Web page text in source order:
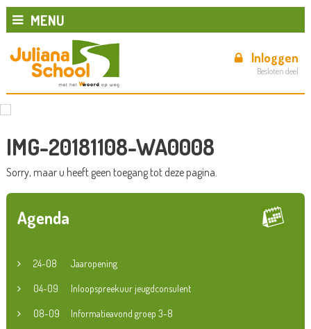
MENU
Inloggen
Besloten deel
IMG-20181108-WA0008
Sorry, maar u heeft geen toegang tot deze pagina.
Agenda
24-08 Jaaropening
04-09 Inloopspreekuur jeugdconsulent
08-09 Informatieavond groep 3-8